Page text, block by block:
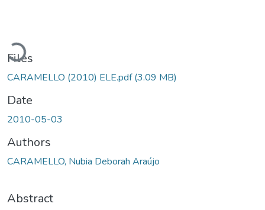
Loading...
Files
CARAMELLO (2010) ELE.pdf(3.09 MB)
Date
2010-05-03
Authors
CARAMELLO, Nubia Deborah Araújo
Abstract